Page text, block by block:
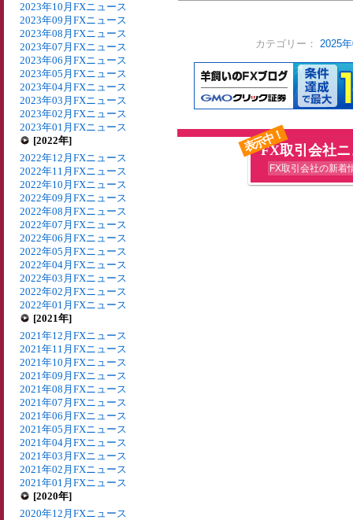
2023年10月FXニュース
2023年09月FXニュース
2023年08月FXニュース
2023年07月FXニュース
2023年06月FXニュース
2023年05月FXニュース
2023年04月FXニュース
2023年03月FXニュース
2023年02月FXニュース
2023年01月FXニュース
[2022年]
2022年12月FXニュース
2022年11月FXニュース
2022年10月FXニュース
2022年09月FXニュース
2022年08月FXニュース
2022年07月FXニュース
2022年06月FXニュース
2022年05月FXニュース
2022年04月FXニュース
2022年03月FXニュース
2022年02月FXニュース
2022年01月FXニュース
[2021年]
2021年12月FXニュース
2021年11月FXニュース
2021年10月FXニュース
2021年09月FXニュース
2021年08月FXニュース
2021年07月FXニュース
2021年06月FXニュース
2021年05月FXニュース
2021年04月FXニュース
2021年03月FXニュース
2021年02月FXニュース
2021年01月FXニュース
[2020年]
2020年12月FXニュース
カテゴリー： 2025
表示中！
FX取引会社
FX取引会社の新着